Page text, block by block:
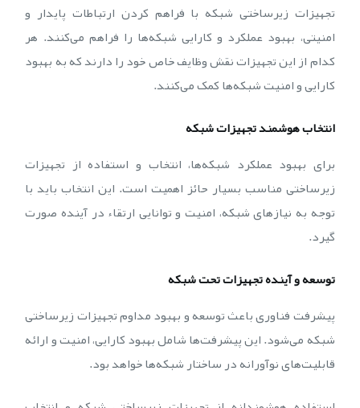
تجهیزات زیرساختی شبکه با فراهم کردن ارتباطات پایدار و
امنیتی، بهبود عملکرد و کارایی شبکه‌ها را فراهم می‌کنند. هر
کدام از این تجهیزات نقش وظایف خاص خود را دارند که به بهبود
کارایی و امنیت شبکه‌ها کمک می‌کنند.
انتخاب هوشمند تجهیزات شبکه
برای بهبود عملکرد شبکه‌ها، انتخاب و استفاده از تجهیزات
زیرساختی مناسب بسیار حائز اهمیت است. این انتخاب باید با
توجه به نیازهای شبکه، امنیت و توانایی ارتقاء در آینده صورت
گیرد.
توسعه و آینده تجهیزات تحت شبکه
پیشرفت فناوری باعث توسعه و بهبود مداوم تجهیزات زیرساختی
شبکه می‌شود. این پیشرفت‌ها شامل بهبود کارایی، امنیت و ارائه
قابلیت‌های نوآورانه در ساختار شبکه‌ها خواهد بود.